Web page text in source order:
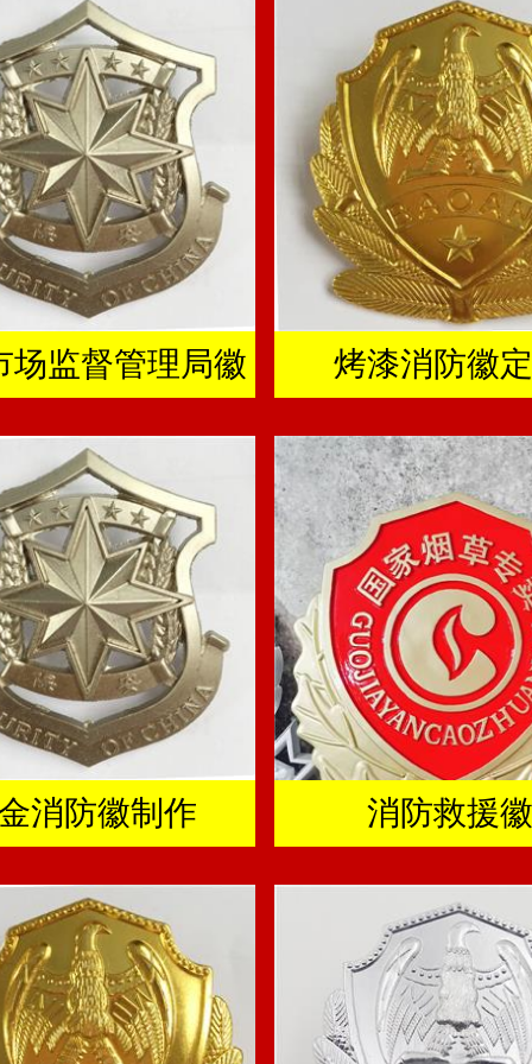
场监督管理局徽 烤漆消防徽
消防徽制作 消防救援徽